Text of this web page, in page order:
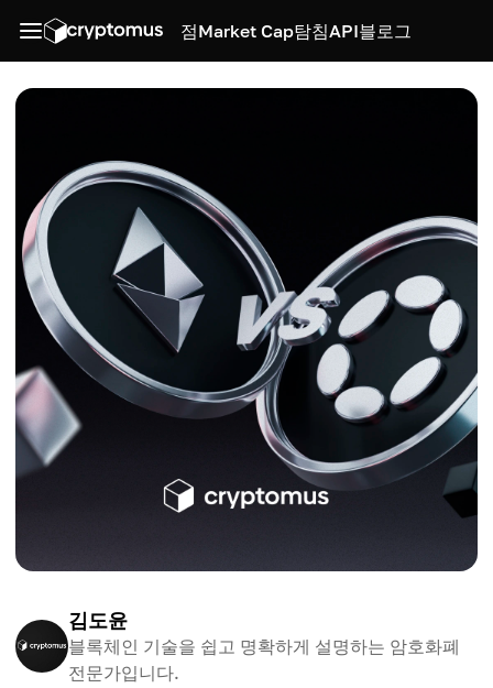
점Market Cap탐침API블로그
김도윤
블록체인 기술을 쉽고 명확하게 설명하는 암호화폐
전문가입니다.